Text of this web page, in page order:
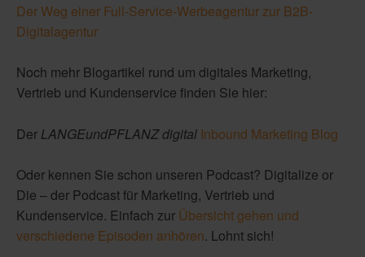
Der Weg einer Full-Service-Werbeagentur zur B2B-
Digitalagentur
Noch mehr Blogartikel rund um digitales Marketing,
Vertrieb und Kundenservice finden Sie hier:
Der LANGEundPFLANZ digital Inbound Marketing Blog
Oder kennen Sie schon unseren Podcast? Digitalize or
Die – der Podcast für Marketing, Vertrieb und
Kundenservice. Einfach zur Übersicht gehen und
verschiedene Episoden anhören. Lohnt sich!